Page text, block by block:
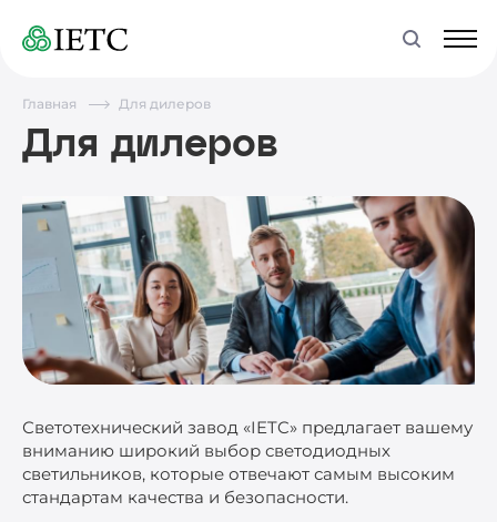
Главная Для дилеров
Для дилеров
Светотехнический завод «IETC» предлагает вашему
вниманию широкий выбор светодиодных
светильников, которые отвечают самым высоким
стандартам качества и безопасности.